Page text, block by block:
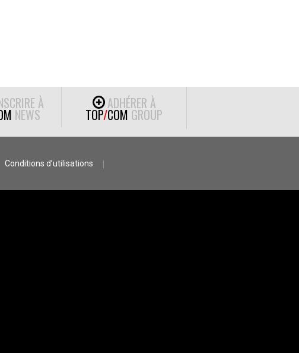
À
NEWS
ADHÉRER À
TOP/COM GROUP
Conditions d’utilisations